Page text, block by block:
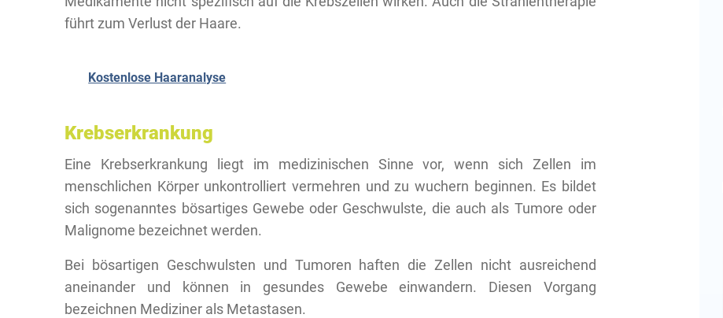
führt zum Verlust der Haare.
Kostenlose Haaranalyse
Krebserkrankung
Eine Krebserkrankung liegt im medizinischen Sinne vor, wenn sich Zellen im
menschlichen Körper unkontrolliert vermehren und zu wuchern beginnen. Es bildet
sich sogenanntes bösartiges Gewebe oder Geschwulste, die auch als Tumore oder
Malignome bezeichnet werden.
Bei bösartigen Geschwulsten und Tumoren haften die Zellen nicht ausreichend
aneinander und können in gesundes Gewebe einwandern. Diesen Vorgang
bezeichnen Mediziner als Metastasen.